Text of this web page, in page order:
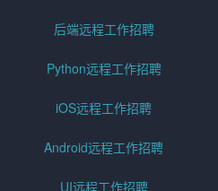
后端远程工作招聘
Python远程工作招聘
iOS远程工作招聘
Android远程工作招聘
UI远程工作招聘